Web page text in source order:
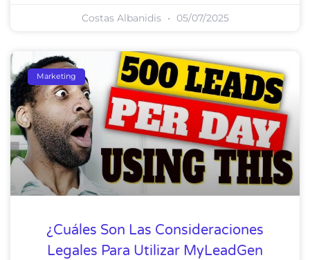
Costas Albanidis 05/07/2025
Marketing
¿Cuáles Son Las Consideraciones
Legales Para Utilizar MyLeadGen